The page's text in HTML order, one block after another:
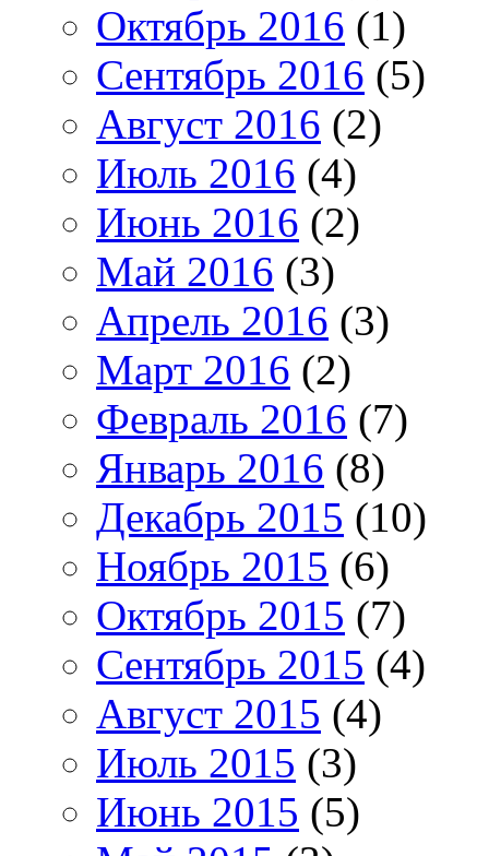
Октябрь 2016 (1)
Сентябрь 2016 (5)
Август 2016 (2)
Июль 2016 (4)
Июнь 2016 (2)
Май 2016 (3)
Апрель 2016 (3)
Март 2016 (2)
Февраль 2016 (7)
Январь 2016 (8)
Декабрь 2015 (10)
Ноябрь 2015 (6)
Октябрь 2015 (7)
Сентябрь 2015 (4)
Август 2015 (4)
Июль 2015 (3)
Июнь 2015 (5)